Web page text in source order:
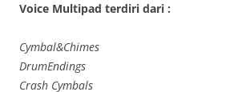
Voice Multipad terdiri dari :
Cymbal&Chimes
DrumEndings
Crash Cymbals